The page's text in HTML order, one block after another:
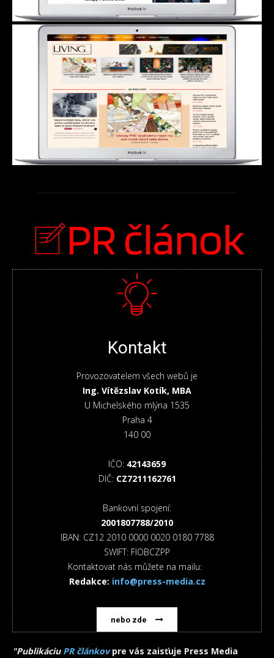
PR článok
Kontakt
Provozovatelem všech webů je
Ing. Vítězslav Kotík, MBA
U Michelského mlýna 1535
Praha 4
140 00
IČO: 42143659
DIČ: CZ7211162761
Bankovní spojení:
2001807788/2010
IBAN: CZ12 2010 0000 0020 0180 7788
SWIFT: FIOBCZPP
Kontaktovat nás můžete na mailu:
Redakce: info@press-media.cz
nebo zde
"Publikáciu PR článkovpre vás zaisťuje Press Media